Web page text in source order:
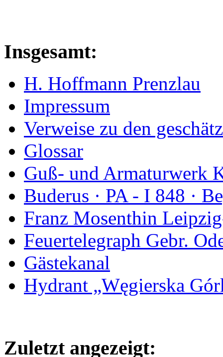
Insgesamt:
H. Hoffmann Prenzlau
Impressum
Verweise zu den
Glossar
Guß- und Armaturwerk
Buderus · PA - I 848 ·
Franz Mosenthin
Feuertelegraph Gebr.
Gästekanal
Hydrant „Węgierska
Zuletzt angezeigt: